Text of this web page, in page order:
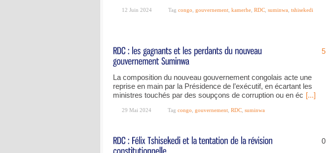
12 Juin 2024 Tag congo gouvernement kamerhe RDC suminwa tshisekedi
5
La composition du nouveau gouvernement congolais acte une
reprise en main par la Présidence de l’exécutif, en écartant les
ministres touchés par des soupçons de corruption ou en éc [...]
29 Mai 2024 Tag congo gouvernement RDC suminwa
0